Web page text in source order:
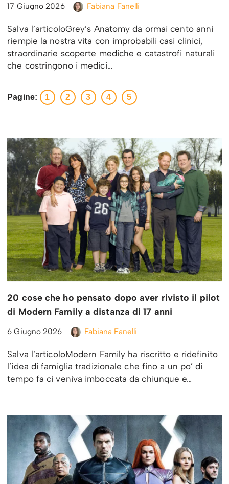
17 Giugno 2026 Fabiana Fanelli
Salva l’articoloGrey’s Anatomy da ormai cento anni
riempie la nostra vita con improbabili casi clinici,
straordinarie scoperte mediche e catastrofi naturali
che costringono i medici…
Pagine: 1 2 3 4 5
20 cose che ho pensato dopo aver rivisto il pilot
di Modern Family a distanza di 17 anni
6 Giugno 2026 Fabiana Fanelli
Salva l’articoloModern Family ha riscritto e ridefinito
l’idea di famiglia tradizionale che fino a un po’ di
tempo fa ci veniva imboccata da chiunque e…